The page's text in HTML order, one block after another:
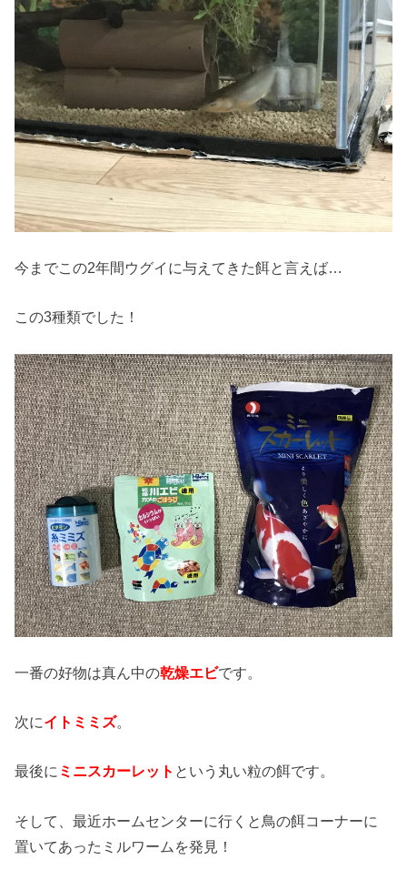
今までこの2年間ウグイに与えてきた餌と言えば…
この3種類でした！
一番の好物は真ん中の乾燥エビです。
次にイトミミズ。
最後に ミニスカーレット という丸い粒の餌です。
そして、最近ホームセンターに行くと鳥の餌コーナーに
置いてあったミルワームを発見！